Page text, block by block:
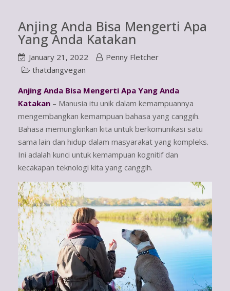
Anjing Anda Bisa Mengerti Apa
Yang Anda Katakan
January 21, 2022
Penny Fletcher
thatdangvegan
Anjing Anda Bisa Mengerti Apa Yang Anda
Katakan – Manusia itu unik dalam kemampuannya
mengembangkan kemampuan bahasa yang canggih.
Bahasa memungkinkan kita untuk berkomunikasi satu
sama lain dan hidup dalam masyarakat yang kompleks.
Ini adalah kunci untuk kemampuan kognitif dan
kecakapan teknologi kita yang canggih.